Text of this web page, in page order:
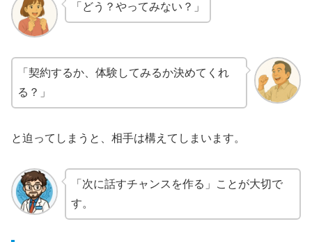
「どう？やってみない？」
「契約するか、体験してみるか決めてくれ
る？」
と迫ってしまうと、相手は構えてしまいます。
「次に話すチャンスを作る」ことが大切で
す。